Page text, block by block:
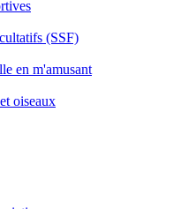
(SSF)
en m'amusant
oiseaux